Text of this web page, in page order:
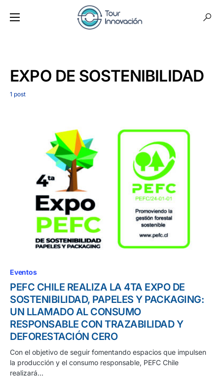
EXPO DE SOSTENIBILIDAD
1 post
Eventos
PEFC CHILE REALIZA LA 4TA EXPO DE
SOSTENIBILIDAD, PAPELES Y PACKAGING:
UN LLAMADO AL CONSUMO
RESPONSABLE CON TRAZABILIDAD Y
DEFORESTACIÓN CERO
Con el objetivo de seguir fomentando espacios que impulsen
la producción y el consumo responsable, PEFC Chile
realizará…